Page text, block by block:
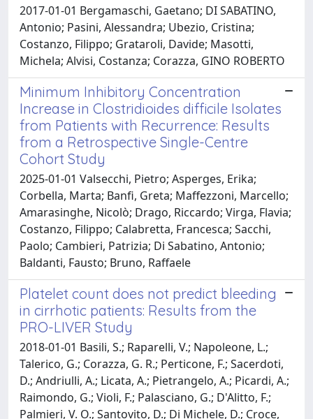
2017-01-01 Bergamaschi, Gaetano; DI SABATINO,
Antonio; Pasini, Alessandra; Ubezio, Cristina;
Costanzo, Filippo; Grataroli, Davide; Masotti,
Michela; Alvisi, Costanza; Corazza, GINO ROBERTO
Minimum Inhibitory Concentration
Increase in Clostridioides difficile Isolates
from Patients with Recurrence: Results
from a Retrospective Single-Centre
Cohort Study
2025-01-01 Valsecchi, Pietro; Asperges, Erika;
Corbella, Marta; Banfi, Greta; Maffezzoni, Marcello;
Amarasinghe, Nicolò; Drago, Riccardo; Virga, Flavia;
Costanzo, Filippo; Calabretta, Francesca; Sacchi,
Paolo; Cambieri, Patrizia; Di Sabatino, Antonio;
Baldanti, Fausto; Bruno, Raffaele
Platelet count does not predict bleeding
in cirrhotic patients: Results from the
PRO-LIVER Study
2018-01-01 Basili, S.; Raparelli, V.; Napoleone, L.;
Talerico, G.; Corazza, G. R.; Perticone, F.; Sacerdoti,
D.; Andriulli, A.; Licata, A.; Pietrangelo, A.; Picardi, A.;
Raimondo, G.; Violi, F.; Palasciano, G.; D'Alitto, F.;
Palmieri, V. O.; Santovito, D.; Di Michele, D.; Croce,